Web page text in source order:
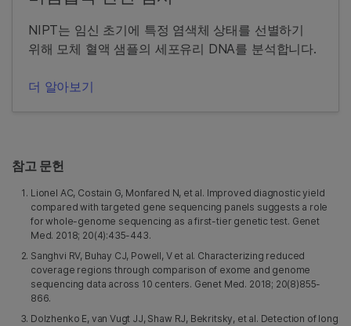
NIPT는 임신 초기에 특정 염색체 상태를 선별하기
위해 모체 혈액 샘플의 세포유리 DNA를 분석합니다.
더 알아보기
참고 문헌
Lionel AC, Costain G, Monfared N, et al. Improved diagnostic yield
compared with targeted gene sequencing panels suggests a role
for whole-genome sequencing as a first-tier genetic test. Genet
Med. 2018; 20(4):435-443.
Sanghvi RV, Buhay CJ, Powell, V et al. Characterizing reduced
coverage regions through comparison of exome and genome
sequencing data across 10 centers. Genet Med. 2018; 20(8)855-
866.
Dolzhenko E, van Vugt JJ, Shaw RJ, Bekritsky, et al. Detection of long